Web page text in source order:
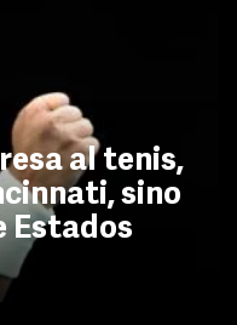
al tenis,
sino
Estados